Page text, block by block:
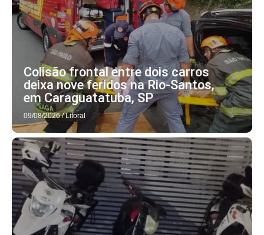
Colisão frontal entre dois carros
deixa nove feridos na Rio-Santos,
em Caraguatatuba, SP
09/08/2026 / Litoral